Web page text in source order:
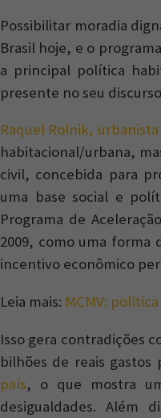
Possibilitar moradia
Brasil hoje, e o
a principal política
presente no seu
Raquel Rolnik,
habitacional/urbana,
civil, concebida para
uma base social e
Programa de
2009, como uma forma
incentivo econômico
Leia mais: MCMV:
Isso gera contradições
bilhões de reais
país, o que mostra
desigualdades. Além